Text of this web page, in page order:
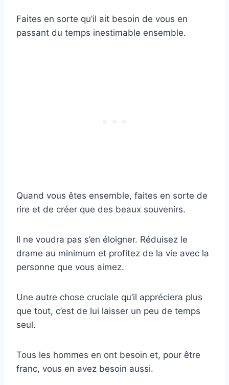
Faites en sorte qu’il ait besoin de vous en
passant du temps inestimable ensemble.
Quand vous êtes ensemble, faites en sorte de
rire et de créer que des beaux souvenirs.
Il ne voudra pas s’en éloigner. Réduisez le
drame au minimum et profitez de la vie avec la
personne que vous aimez.
Une autre chose cruciale qu’il appréciera plus
que tout, c’est de lui laisser un peu de temps
seul.
Tous les hommes en ont besoin et, pour être
franc, vous en avez besoin aussi.